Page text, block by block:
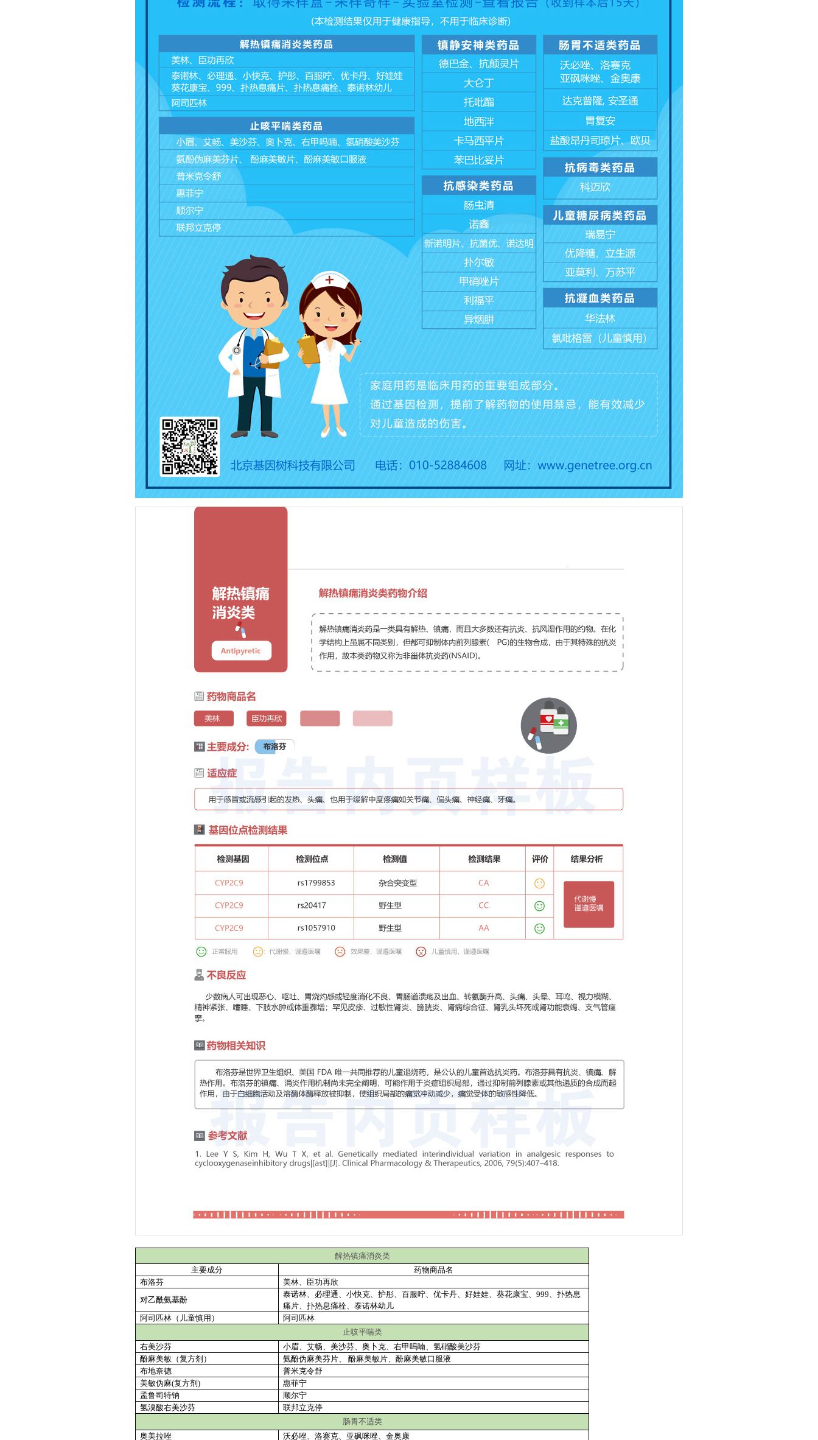
解热镇痛消炎类
主要成分
药物商品名
布洛芬
美林、臣功再欣
对乙酰氨基酚
泰诺林、必理通、小快克、护彤、百服咛、优卡丹、好娃娃、葵花康宝、999、扑热息
痛片、扑热息痛栓、泰诺林幼儿
阿司匹林（儿童慎用）
阿司匹林
止咳平喘类
右美沙芬
小眉、艾畅、美沙芬、奥卜克、右甲吗喃、氢硝酸美沙芬
酚麻美敏（复方剂）
氨酚伪麻美芬片、 酚麻美敏片、酚麻美敏口服液
布地奈德
普米克令舒
美敏伪麻(复方剂)
惠菲宁
孟鲁司特钠
顺尔宁
氢溴酸右美沙芬
联邦立克停
肠胃不适类
奥美拉唑
沃必唑、洛赛克、亚砜咪唑、金奥康